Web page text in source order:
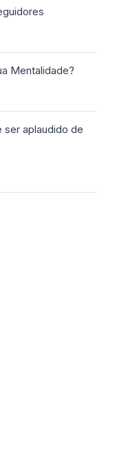
Mentalidade?
ser aplaudido de